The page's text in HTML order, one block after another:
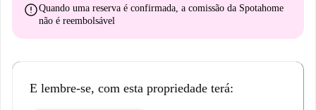
errorQuando uma reserva é confirmada, a comissão da Spotahome
não é reembolsável
E lembre-se, com esta propriedade terá: